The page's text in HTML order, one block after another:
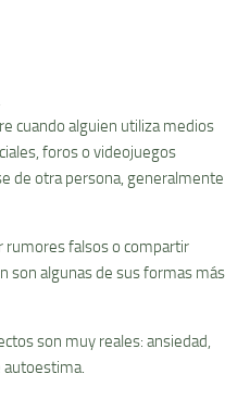
cuando alguien utiliza medios
foros o videojuegos
de otra persona, generalmente
rumores falsos o compartir
son algunas de sus formas más
son muy reales: ansiedad,
autoestima.